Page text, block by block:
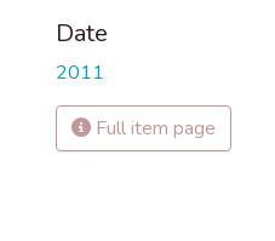
Date
2011
Full item page